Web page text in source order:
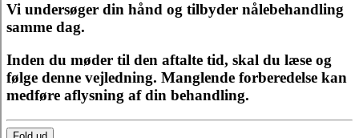
Vi undersøger din hånd og tilbyder nålebehandling
samme dag.
Inden du møder til den aftalte tid, skal du læse og
følge denne vejledning. Manglende forberedelse kan
medføre aflysning af din behandling.